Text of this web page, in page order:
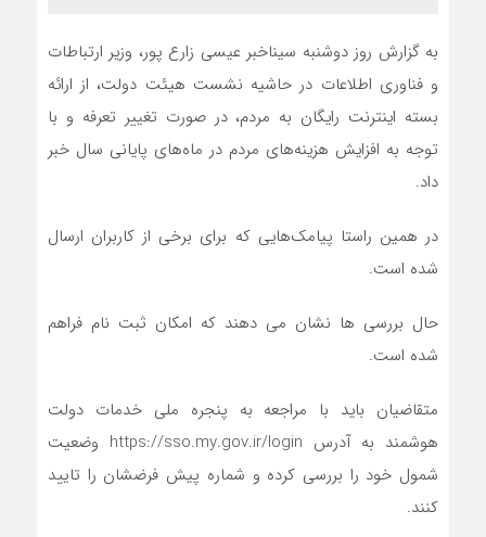
به گزارش روز دوشنبه سیناخبر عیسی زارع پور، وزیر ارتباطات
و فناوری اطلاعات در حاشیه نشست هیئت دولت، از ارائه
بسته اینترنت رایگان به مردم، در صورت تغییر تعرفه و با
توجه به افزایش هزینه‌های مردم در ماه‌های پایانی سال خبر
داد.
در همین راستا پیامک‌هایی که برای برخی از کاربران ارسال
شده است.
حال بررسی ها نشان می دهند که امکان ثبت نام فراهم
شده است.
متقاضیان باید با مراجعه به پنجره ملی خدمات دولت
هوشمند به آدرس https://sso.my.gov.ir/login وضعیت
شمول خود را بررسی کرده و شماره پیش فرضشان را تایید
کنند.